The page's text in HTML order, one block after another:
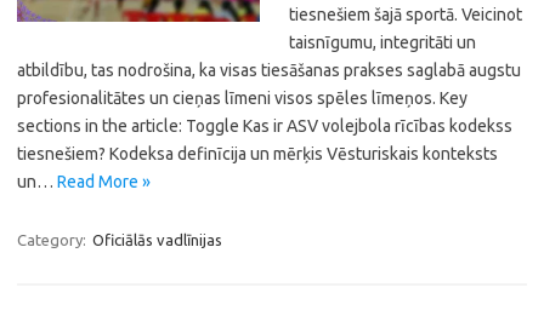
tiesnešiem šajā sportā. Veicinot
taisnīgumu, integritāti un
atbildību, tas nodrošina, ka visas tiesāšanas prakses saglabā augstu
profesionalitātes un cieņas līmeni visos spēles līmeņos. Key
sections in the article: Toggle Kas ir ASV volejbola rīcības kodekss
tiesnešiem? Kodeksa definīcija un mērķis Vēsturiskais konteksts
un… Read More »
Category: Oficiālās vadlīnijas